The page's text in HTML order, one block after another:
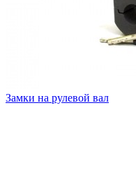
Замки на рулевой вал